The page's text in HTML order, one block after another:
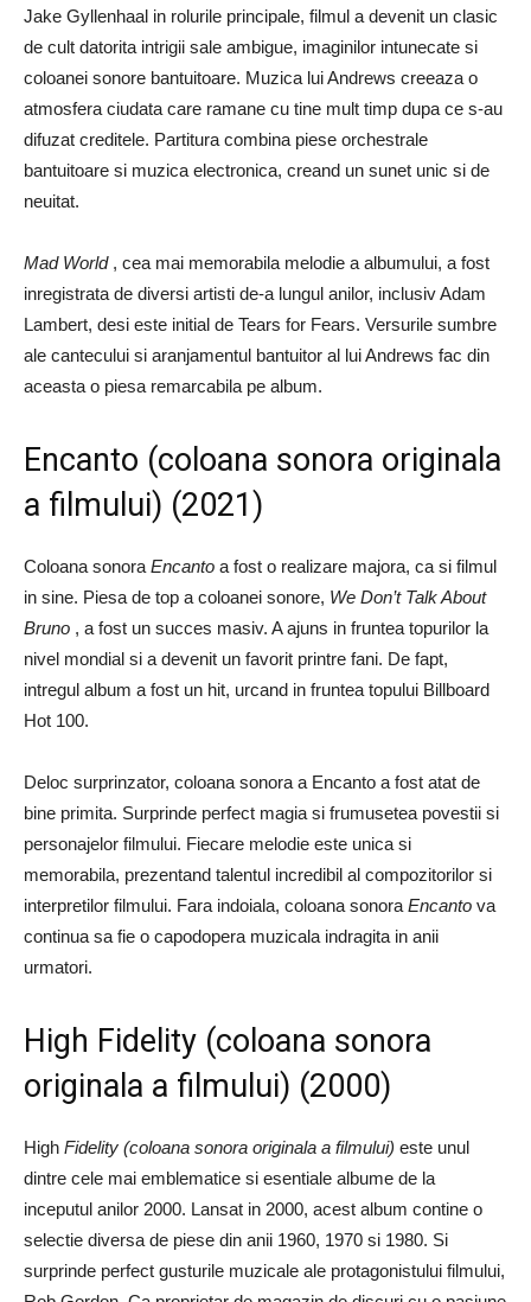
Jake Gyllenhaal in rolurile principale, filmul a devenit un clasic
de cult datorita intrigii sale ambigue, imaginilor intunecate si
coloanei sonore bantuitoare. Muzica lui Andrews creeaza o
atmosfera ciudata care ramane cu tine mult timp dupa ce s-au
difuzat creditele. Partitura combina piese orchestrale
bantuitoare si muzica electronica, creand un sunet unic si de
neuitat.
Mad World, cea mai memorabila melodie a albumului, a fost
inregistrata de diversi artisti de-a lungul anilor, inclusiv Adam
Lambert, desi este initial de Tears for Fears. Versurile sumbre
ale cantecului si aranjamentul bantuitor al lui Andrews fac din
aceasta o piesa remarcabila pe album.
Encanto (coloana sonora originala
a filmului) (2021)
Coloana sonora Encanto a fost o realizare majora, ca si filmul
in sine. Piesa de top a coloanei sonore, We Don’t Talk About
Bruno , a fost un succes masiv. A ajuns in fruntea topurilor la
nivel mondial si a devenit un favorit printre fani. De fapt,
intregul album a fost un hit, urcand in fruntea topului Billboard
Hot 100.
Deloc surprinzator, coloana sonora a Encanto a fost atat de
bine primita. Surprinde perfect magia si frumusetea povestii si
personajelor filmului. Fiecare melodie este unica si
memorabila, prezentand talentul incredibil al compozitorilor si
interpretilor filmului. Fara indoiala, coloana sonora Encanto va
continua sa fie o capodopera muzicala indragita in anii
urmatori.
High Fidelity (coloana sonora
originala a filmului) (2000)
High Fidelity (coloana sonora originala a filmului) este unul
dintre cele mai emblematice si esentiale albume de la
inceputul anilor 2000. Lansat in 2000, acest album contine o
selectie diversa de piese din anii 1960, 1970 si 1980. Si
surprinde perfect gusturile muzicale ale protagonistului filmului,